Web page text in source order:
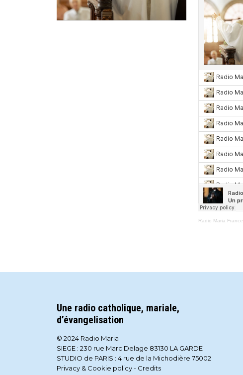
Radio Maria France
Une radio catholique, mariale,
d’évangelisation
© 2024 Radio Maria
SIEGE : 230 rue Marc Delage 83130 LA GARDE
STUDIO de PARIS : 4 rue de la Michodière 75002
Privacy & Cookie policy- Credits